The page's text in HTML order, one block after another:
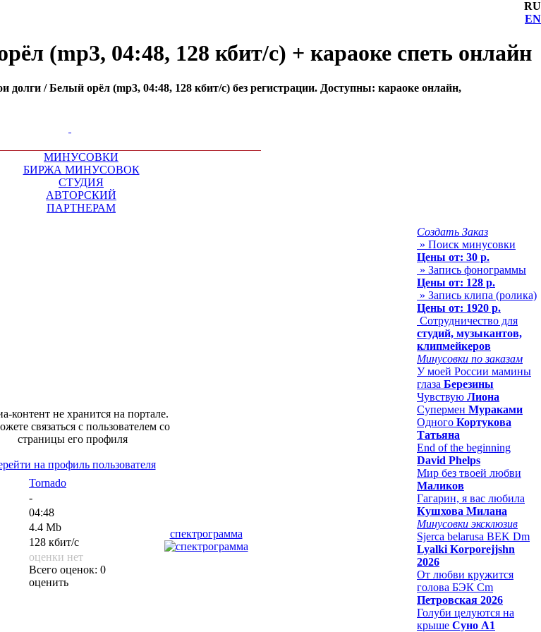
RU
EN
(mp3, 04:48, 128 кбит/с) + караоке спеть онлайн
/ Белый орёл (mp3, 04:48, 128 кбит/с) без регистрации. Доступны: караоке онлайн,
МИНУСОВКИ
БИРЖА МИНУСОВОК
СТУДИЯ
АВТОРСКИЙ
ПАРТНЕРАМ
контент не хранится на портале.
связаться с пользователем со
страницы его профиля
на профиль пользователя
Tornado
-
спектрограмма
04:48
4.4 Mb
128 кбит/с
оценки нет
Всего оценок: 0
оценить
Создать Заказ
» Поиск минусовки
Цены от: 30 р.
» Запись фонограммы
Цены от: 128 р.
» Запись клипа (ролика)
Цены от: 1920 р.
Сотрудничество для
студий, музыкантов,
клипмейкеров
Минусовки по заказам
У моей России мамины
глаза Березины
Чувствую Лиона
Супермен Мураками
Одного Кортукова
Татьяна
End of the beginning
David Phelps
Мир без твоей любви
Маликов
Гагарин, я вас любила
Кушхова Милана
Минусовки эксклюзив
Sjerca belarusa BEK Dm
Lyalki Korporejjshn
2026
От любви кружится
голова БЭК Cm
Петровская 2026
Голуби целуются на
крыше Суно А1